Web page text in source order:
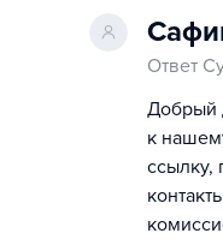
Ответ
Добрый
к
ссылку,